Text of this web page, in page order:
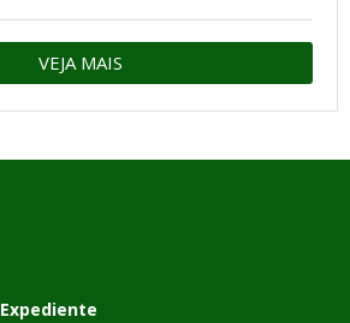
VEJA MAIS
Expediente